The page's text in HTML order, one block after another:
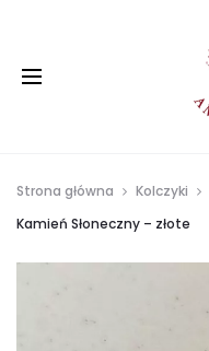
Strona główna Kolczyki
Kamień Słoneczny – złote